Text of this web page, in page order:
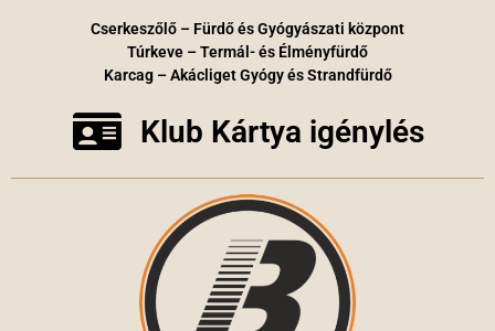
Cserkeszőlő – Fürdő és Gyógyászati központ
Túrkeve – Termál- és Élményfürdő
Karcag – Akácliget Gyógy és Strandfürdő
Klub Kártya igénylés